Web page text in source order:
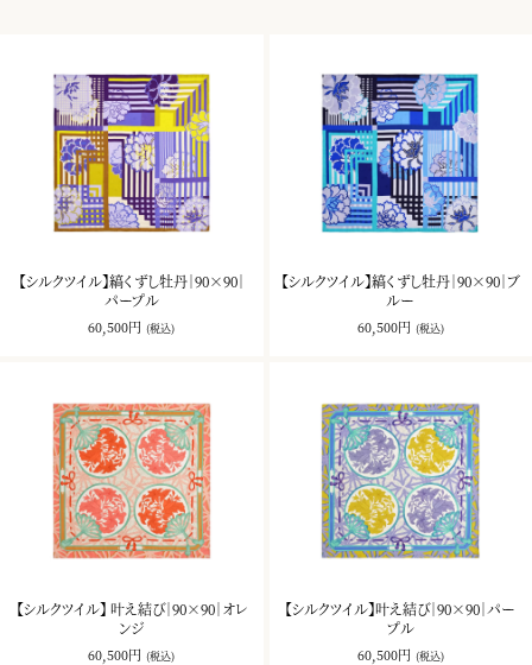
【シルクツイル】縞くずし牡丹｜90×90｜
パープル
60,500円 (税込)
【シルクツイル】縞くずし牡丹｜90×90｜ブ
ルー
60,500円 (税込)
【シルクツイル】 叶え結び｜90×90｜オレ
ンジ
60,500円 (税込)
【シルクツイル】叶え結び｜90×90｜パー
プル
60,500円 (税込)